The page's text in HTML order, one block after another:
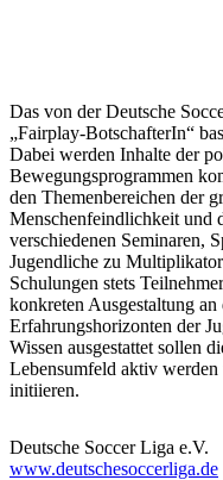
Das von der Deutsche
„Fairplay-BotschafterIn“
Dabei werden Inhalte der
Bewegungsprogrammen
den Themenbereichen der
Menschenfeindlichkeit und
verschiedenen Seminaren,
Jugendliche zu
Schulungen stets
konkreten Ausgestaltung
Erfahrungshorizonten der
Wissen ausgestattet sollen
Lebensumfeld aktiv
initiieren.
Deutsche Soccer Liga e.V.
www.deutschesoccerliga.de